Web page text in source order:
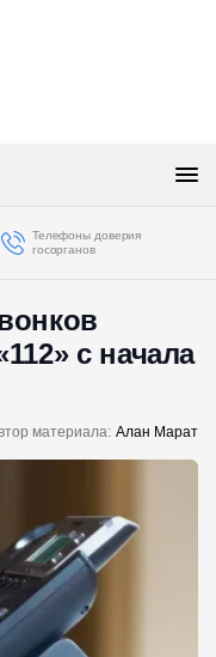
Телефоны доверия
госорганов
с начала
материала: Алан Марат